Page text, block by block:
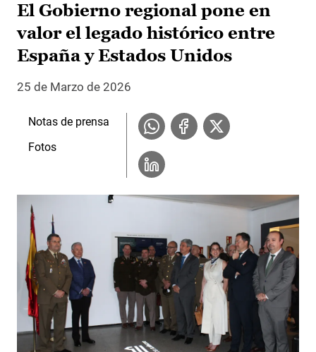
El Gobierno regional pone en
valor el legado histórico entre
España y Estados Unidos
25 de Marzo de 2026
Notas de prensa
Fotos